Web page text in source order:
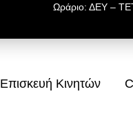
Ωράριο: ΔΕΥ –
Επισκευή Κινητών